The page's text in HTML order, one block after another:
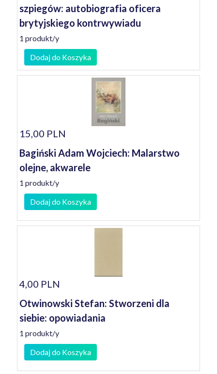
szpiegów: autobiografia oficera
brytyjskiego kontrwywiadu
1 produkt/y
Dodaj do Koszyka
15,00 PLN
Bagiński Adam Wojciech: Malarstwo
olejne, akwarele
1 produkt/y
Dodaj do Koszyka
4,00 PLN
Otwinowski Stefan: Stworzeni dla
siebie: opowiadania
1 produkt/y
Dodaj do Koszyka